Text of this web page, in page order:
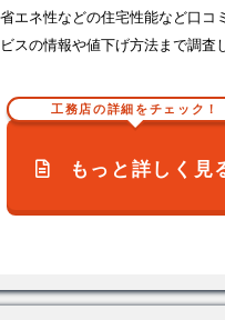
エネ性などの住宅性能など口コ
スの情報や値下げ方法まで調査
工務店の詳細をチェック！
もっと詳しく見